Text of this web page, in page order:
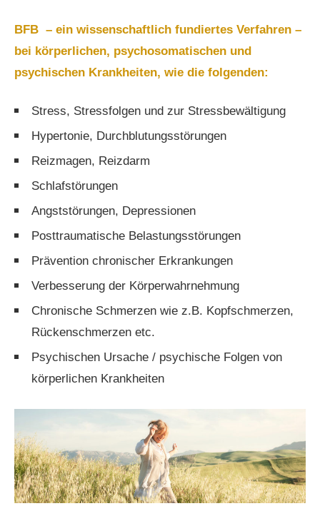
BFB – ein wissenschaftlich fundiertes Verfahren –
bei körperlichen, psychosomatischen und
psychischen Krankheiten, wie die folgenden:
Stress, Stressfolgen und zur Stressbewältigung
Hypertonie, Durchblutungsstörungen
Reizmagen, Reizdarm
Schlafstörungen
Angststörungen, Depressionen
Posttraumatische Belastungsstörungen
Prävention chronischer Erkrankungen
Verbesserung der Körperwahrnehmung
Chronische Schmerzen wie z.B. Kopfschmerzen,
Rückenschmerzen etc.
Psychischen Ursache / psychische Folgen von
körperlichen Krankheiten